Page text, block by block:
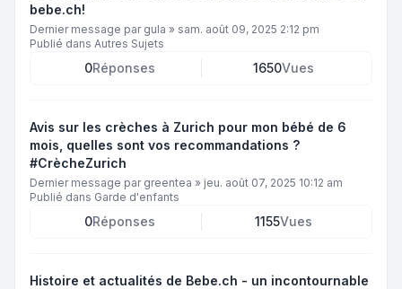
bebe.ch!
Dernier message par gula » sam. août 09, 2025 2:12 pm
Publié dans Autres Sujets
0Réponses 1650Vues
Avis sur les crèches à Zurich pour mon bébé de 6
mois, quelles sont vos recommandations ?
#CrècheZurich
Dernier message par greentea » jeu. août 07, 2025 10:12 am
Publié dans Garde d'enfants
0Réponses 1155Vues
Histoire et actualités de Bebe.ch - un incontournable